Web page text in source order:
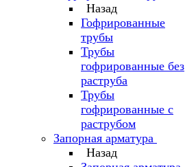
Назад
Гофрированные
трубы
Трубы
гофрированные без
раструба
Трубы
гофрированные с
раструбом
Запорная арматура
Назад